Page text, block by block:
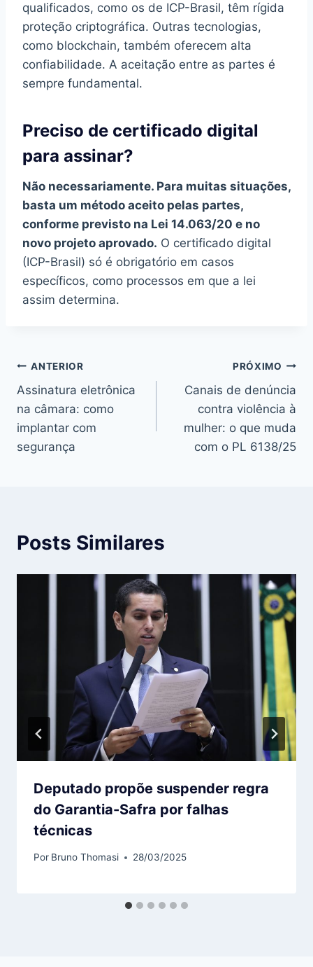
qualificados, como os de ICP-Brasil, têm rígida
proteção criptográfica. Outras tecnologias,
como blockchain, também oferecem alta
confiabilidade. A aceitação entre as partes é
sempre fundamental.
Preciso de certificado digital
para assinar?
Não necessariamente. Para muitas situações,
basta um método aceito pelas partes,
conforme previsto na Lei 14.063/20 e no
novo projeto aprovado. O certificado digital
(ICP-Brasil) só é obrigatório em casos
específicos, como processos em que a lei
assim determina.
Navegação
de
Post
ANTERIOR
Assinatura eletrônica
na câmara: como
implantar com
segurança
PRÓXIMO
Canais de denúncia
contra violência à
mulher: o que muda
com o PL 6138/25
Posts Similares
Deputado propõe suspender regra
do Garantia-Safra por falhas
técnicas
Por Bruno Thomasi 28/03/2025